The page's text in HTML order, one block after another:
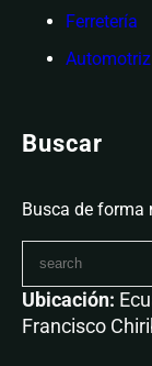
Ferretería
Automotriz
Buscar
Busca de
Ubicación:
Francisco